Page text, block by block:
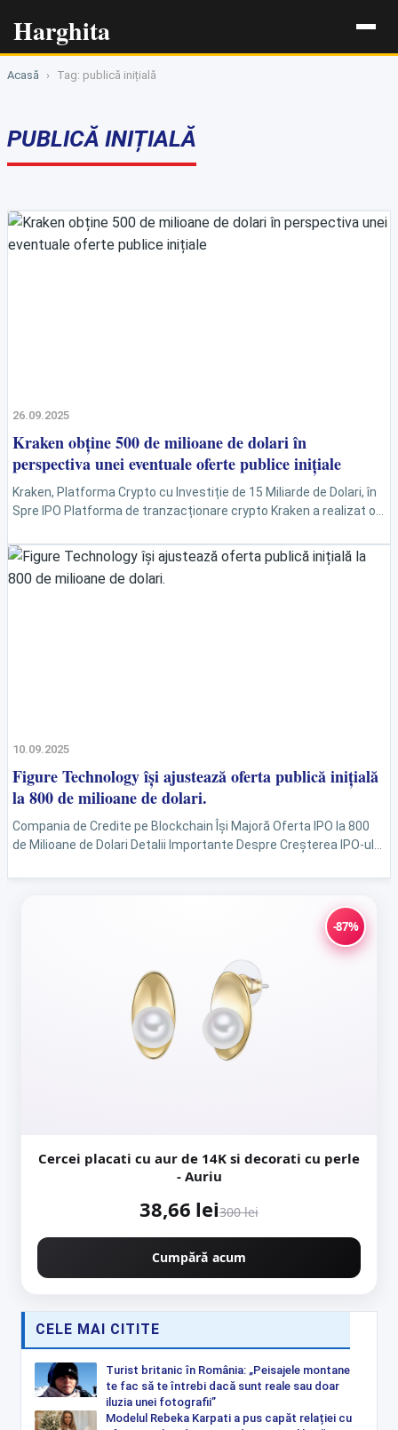
Harghita
Acasă › Tag: publică inițială
PUBLICĂ INIȚIALĂ
26.09.2025
Kraken obține 500 de milioane de dolari în
perspectiva unei eventuale oferte publice inițiale
Kraken, Platforma Crypto cu Investiție de 15 Miliarde de Dolari, în
Spre IPO Platforma de tranzacționare crypto Kraken a realizat o
10.09.2025
Figure Technology își ajustează oferta publică inițială
la 800 de milioane de dolari.
Compania de Credite pe Blockchain Își Majoră Oferta IPO la 800
de Milioane de Dolari Detalii Importante Despre Creșterea IPO-ului
-87%
Cercei placati cu aur de 14K si decorati cu perle
- Auriu
38,66 lei300 lei
Cumpără acum
CELE MAI CITITE
Turist britanic în România: „Peisajele montane
te fac să te întrebi dacă sunt reale sau doar
iluzia unei fotografii”
Modelul Rebeka Karpati a pus capăt relației cu